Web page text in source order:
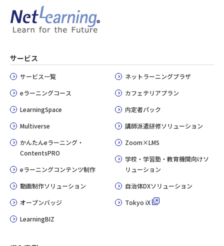
サービス
サービス一覧
eラーニングコース
LearningSpace
Multiverse
かんたんeラーニング・
ContentsPRO
eラーニングコンテンツ制作
動画制作ソリューション
オープンバッジ
LearningBIZ
ネットラーニングプラザ
カフェテリアプラン
内定者パック
講師派遣研修ソリューション
Zoom×LMS
学校・学習塾・教育機関向けソ
リューション
自治体DXソリューション
Tokyo iX